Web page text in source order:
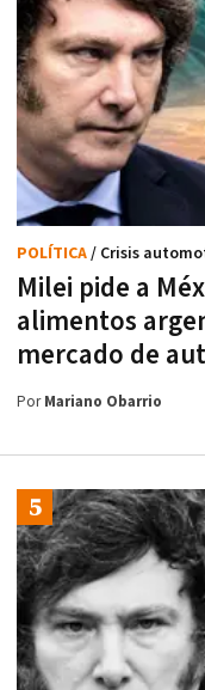
Milei pide a
alimentos
mercado de
POLÍTICA/ Crisis
PorMariano Obarrio